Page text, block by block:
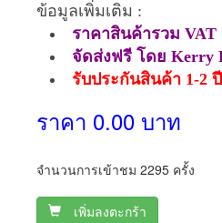
ข้อมูลเพิ่มเติม :
ราคาสินค้ารวม VAT
จัดส่งฟรี โดย Kerry
รับประกันสินค้า 1-2 ปี
ราคา 0.00 บาท
จำนวนการเข้าชม 2295 ครั้ง
เพิ่มลงตะกร้า